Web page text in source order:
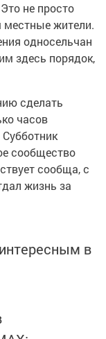
не просто
местные жители.
односельчан
здесь порядок,
сделать
часов
сообщество
сообща, с
жизнь за
в